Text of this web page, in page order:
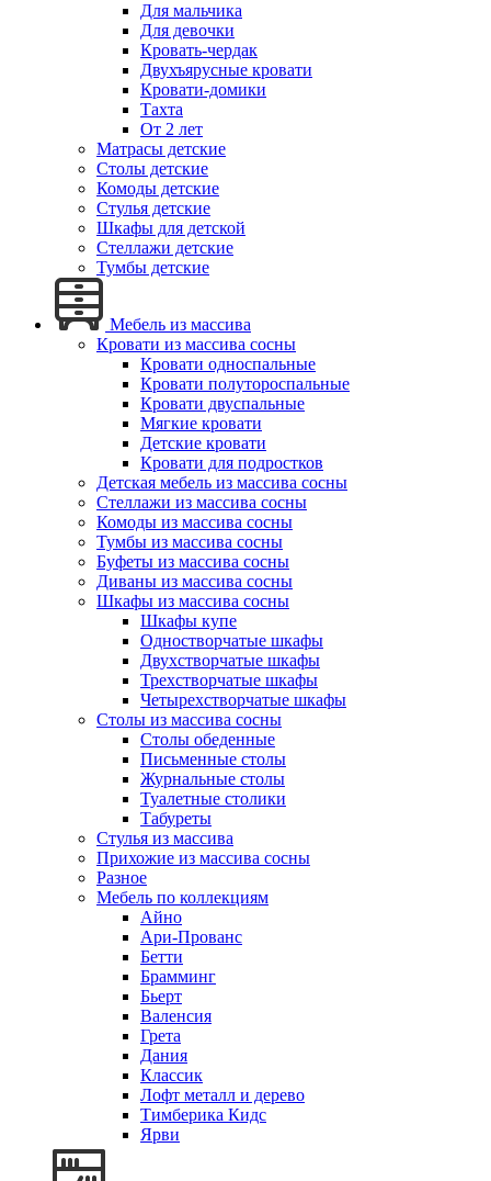
Для мальчика
Для девочки
Кровать-чердак
Двухъярусные кровати
Кровати-домики
Тахта
От 2 лет
Матрасы детские
Столы детские
Комоды детские
Стулья детские
Шкафы для детской
Стеллажи детские
Тумбы детские
Мебель из массива
Кровати из массива сосны
Кровати односпальные
Кровати полутороспальные
Кровати двуспальные
Мягкие кровати
Детские кровати
Кровати для подростков
Детская мебель из массива сосны
Стеллажи из массива сосны
Комоды из массива сосны
Тумбы из массива сосны
Буфеты из массива сосны
Диваны из массива сосны
Шкафы из массива сосны
Шкафы купе
Одностворчатые шкафы
Двухстворчатые шкафы
Трехстворчатые шкафы
Четырехстворчатые шкафы
Столы из массива сосны
Столы обеденные
Письменные столы
Журнальные столы
Туалетные столики
Табуреты
Стулья из массива
Прихожие из массива сосны
Разное
Мебель по коллекциям
Айно
Ари-Прованс
Бетти
Брамминг
Бьерт
Валенсия
Грета
Дания
Классик
Лофт металл и дерево
Тимберика Кидс
Ярви